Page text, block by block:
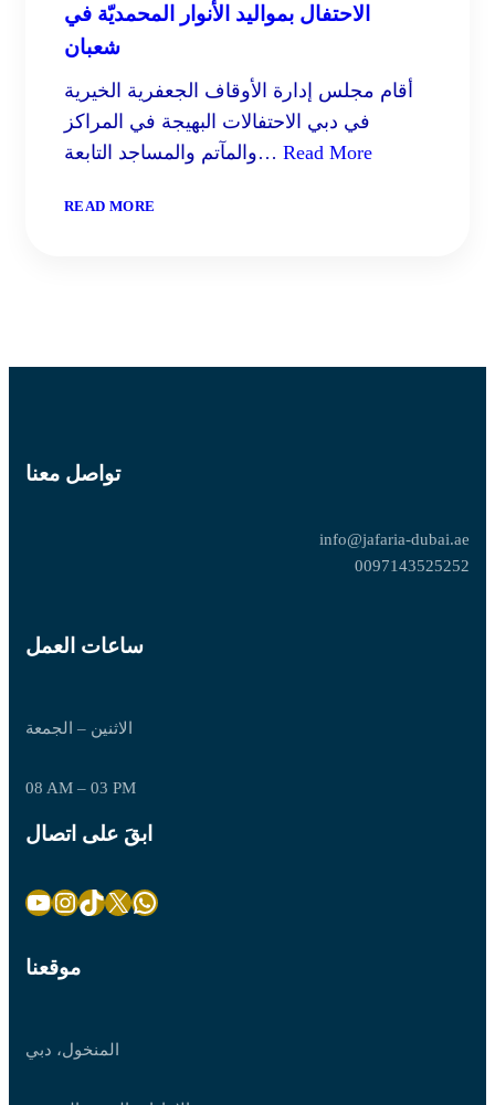
الاحتفال بمواليد الأنوار المحمديّة في
شعبان
أقام مجلس إدارة الأوقاف الجعفرية الخيرية
في دبي الاحتفالات البهيجة في المراكز
والمآتم والمساجد التابعة… Read More
READ MORE
تواصل معنا
info@jafaria-dubai.ae
0097143525252
ساعات العمل
الاثنين – الجمعة
08 AM – 03 PM
ابقَ على اتصال
YouTube InstagramTikTok X WhatsApp
موقعنا
المنخول، دبي